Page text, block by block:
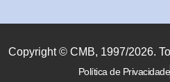
Copyright © CMB, 1997/2026.
Política de Privacidade